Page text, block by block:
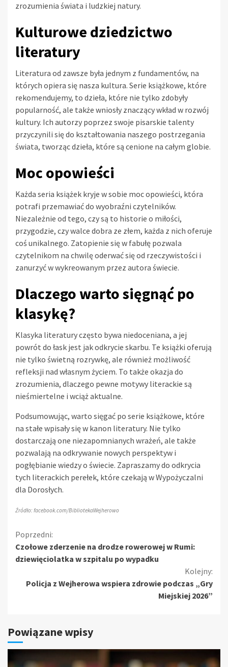
zrozumienia świata i ludzkiej natury.
Kulturowe dziedzictwo
literatury
Literatura od zawsze była jednym z fundamentów, na
których opiera się nasza kultura. Serie książkowe, które
rekomendujemy, to dzieła, które nie tylko zdobyły
popularność, ale także wniosły znaczący wkład w rozwój
kultury. Ich autorzy poprzez swoje pisarskie talenty
przyczynili się do kształtowania naszego postrzegania
świata, tworząc dzieła, które są cenione na całym globie.
Moc opowieści
Każda seria książek kryje w sobie moc opowieści, która
potrafi przemawiać do wyobraźni czytelników.
Niezależnie od tego, czy są to historie o miłości,
przygodzie, czy walce dobra ze złem, każda z nich oferuje
coś unikalnego. Zatopienie się w fabułę pozwala
czytelnikom na chwilę oderwać się od rzeczywistości i
zanurzyć w wykreowanym przez autora świecie.
Dlaczego warto sięgnąć po
klasykę?
Klasyka literatury często bywa niedoceniana, a jej
powrót do łask jest jak odkrycie skarbu. Te książki oferują
nie tylko świetną rozrywkę, ale również możliwość
refleksji nad własnym życiem. To także okazja do
zrozumienia, dlaczego pewne motywy literackie są
nieśmiertelne i wciąż aktualne.
Podsumowując, warto sięgać po serie książkowe, które
na stałe wpisały się w kanon literatury. Nie tylko
dostarczają one niezapomnianych wrażeń, ale także
pozwalają na odkrywanie nowych perspektyw i
pogłębianie wiedzy o świecie. Zapraszamy do odkrycia
tych literackich perełek, które czekają w Wypożyczalni
dla Dorosłych.
Źródło: facebook.com/BibliotekaWejherowo
Kontynuuj
czytanie
Poprzedni:
Czołowe zderzenie na drodze rowerowej w Rumi:
dziewięciolatka w szpitalu po wypadku
Kolejny:
Policja z Wejherowa wspiera zdrowie podczas „Gry
Miejskiej 2026”
Powiązane wpisy